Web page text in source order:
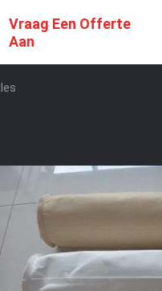
Vraag Een Offerte
Aan